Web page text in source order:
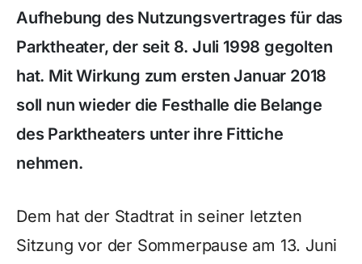
Aufhebung des Nutzungsvertrages für das
Parktheater, der seit 8. Juli 1998 gegolten
hat. Mit Wirkung zum ersten Januar 2018
soll nun wieder die Festhalle die Belange
des Parktheaters unter ihre Fittiche
nehmen.
Dem hat der Stadtrat in seiner letzten
Sitzung vor der Sommerpause am 13. Juni